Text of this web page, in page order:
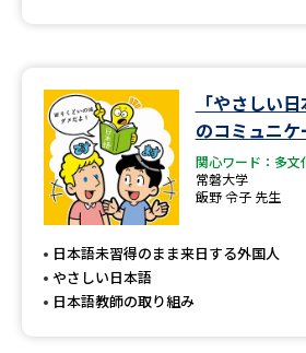
オープンキャンパス検索 実施
来場型・Web型イベント特集 夢ナ
受験準備
「やさしい
のコミュニ
関心ワード：多文
常磐大学
飯野 令子 先生
日本語未習得のまま来日する外国人
やさしい日本語
日本語教師の取り組み